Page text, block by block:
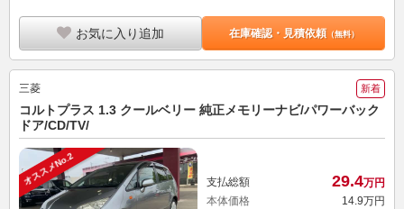
お気に入り追加 在庫確認・見積依頼（無料）
三菱 新着
コルトプラス 1.3 クールベリー 純正メモリーナビ/パワーバック
ドア/CD/TV/
オススメNo.2 支払総額 29.4万円
本体価格
14. 9万円